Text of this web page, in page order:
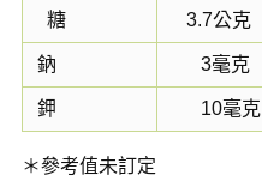
糖 3.7公克
鈉 3毫克
鉀 10毫克
＊參考值未訂定